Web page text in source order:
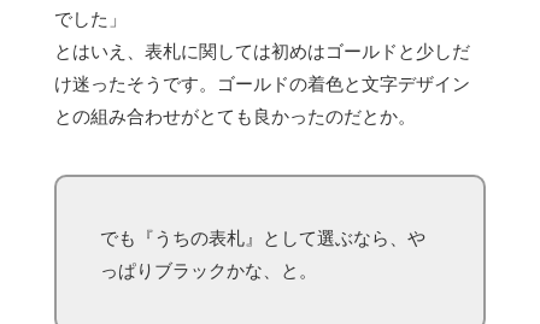
でした」
とはいえ、表札に関しては初めはゴールドと少しだ
け迷ったそうです。ゴールドの着色と文字デザイン
との組み合わせがとても良かったのだとか。
でも『うちの表札』として選ぶなら、や
っぱりブラックかな、と。